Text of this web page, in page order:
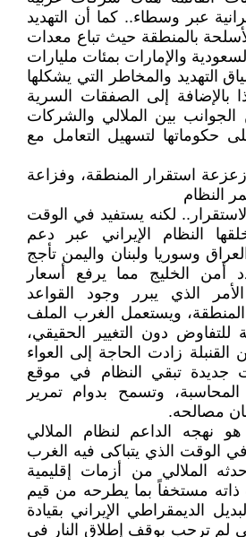
عبر وسطاء.. كما أن التهديد
بالمنطقة حيث تباع معدات
والإمارات بمئات مليارات
التهديد والمخاطر التي يشكلها
بالإضافة إلى الصفقات السرية
بين الملالي والشركات
حكوماتها لتسهيل التعامل مع
استقرار المنطقة، وفزاعة
النظام
لكنه يستفيد في الوقت
النظام الإيراني عبر دعم
وسوريا ولبنان واليمن تأجج
أمن الخليج مما يرفع أسعار
الذي يبرر وجود القواعد
المنطقة، ويستعمل الغرب الملف
للتفاوض دون التغيير الحقيقي،
زادت الحاجة إلى العواء
جديدة تبقي النظام في موقع
المحاسبة، وتسمح بدوام تمرير
مصالحه.
نهجه الداعم لنظام الملالي
الوقت الذي يتباكى فيه الغرب
الملالي من أزمات إقليمية
ذاته مستخفاً بما يطرحه من قيم
الديمقراطي الإيراني بقيادة
لم ترحب بوقف إطلاق النار في